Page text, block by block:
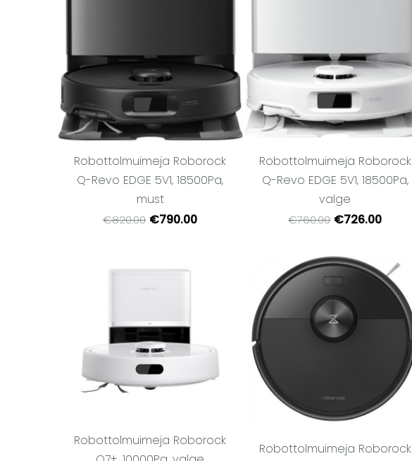
Robottolmuimeja Roborock
Q-Revo EDGE 5V1, 18500Pa,
must
€820.00 €790.00
Robottolmuimeja Roborock
Q-Revo EDGE 5V1, 18500Pa,
valge
€760.00 €726.00
Robottolmuimeja Roborock
Robottolmuimeja Roborock